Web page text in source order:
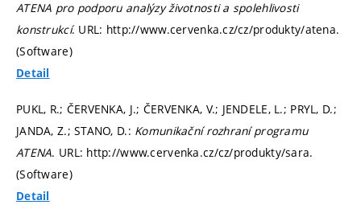
ATENA pro podporu analýzy životnosti a spolehlivosti
konstrukcí. URL: http://www.cervenka.cz/cz/produkty/atena.
(Software)
Detail
PUKL, R.; ČERVENKA, J.; ČERVENKA, V.; JENDELE, L.; PRYL, D.;
JANDA, Z.; STANO, D.: Komunikační rozhraní programu
ATENA. URL: http://www.cervenka.cz/cz/produkty/sara.
(Software)
Detail